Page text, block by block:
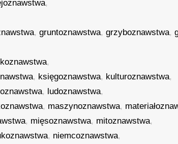
,
,gruntoznawstwa,grzyboznawstwa,
,
, księgoznawstwa, kulturoznawstwa,
, ludoznawstwa,
, maszynoznawstwa,
, mięsoznawstwa, mitoznawstwa,
, niemcoznawstwa,